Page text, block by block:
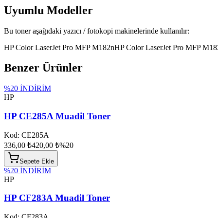
Uyumlu Modeller
Bu toner aşağıdaki yazıcı / fotokopi makinelerinde kullanılır:
HP Color LaserJet Pro MFP M182nHP Color LaserJet Pro MFP
Benzer Ürünler
%20 İNDİRİM
HP
HP CE285A Muadil Toner
Kod: CE285A
336,00 ₺420,00 ₺%20
Sepete Ekle
%20 İNDİRİM
HP
HP CF283A Muadil Toner